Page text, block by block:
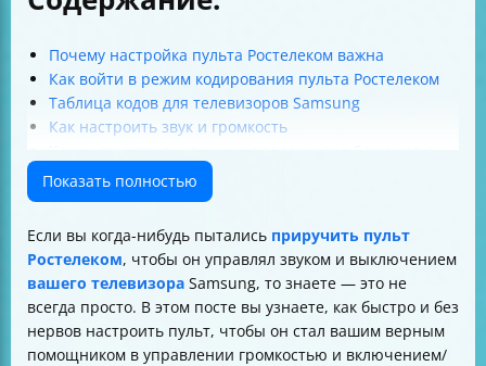
Почему настройка пульта Ростелеком важна
Как войти в режим кодирования пульта Ростелеком
Таблица кодов для телевизоров Samsung
Как настроить звук и громкость
пульта Ростелеком
Что делать, если пульт управляет и приставкой, и
Сброс настроек пульта Ростелеком
Полезные советы
Таблица основных кнопок пульта Ростелеком для
управления Samsung
Заключение
Показать полностью
Если вы когда-нибудь пытались приручить пульт
Ростелеком, чтобы он управлял звуком и выключением
вашего телевизора Samsung, то знаете — это не
всегда просто. В этом посте вы узнаете, как быстро и без
нервов настроить пульт, чтобы он стал вашим верным
помощником в управлении громкостью и включением/